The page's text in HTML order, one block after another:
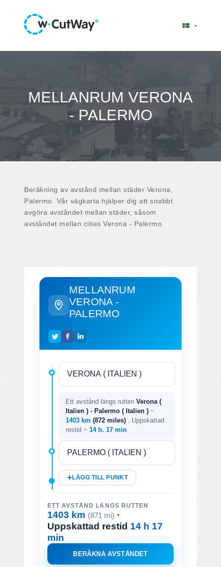
MELLANRUM VERONA
- PALERMO
Beräkning av avstånd mellan städer Verona,
Palermo. Vår vägkarta hjälper dig att snabbt
avgöra avståndet mellan städer, såsom
avståndet mellan cities Verona - Palermo.
MELLANRUM
VERONA -
PALERMO
Ett avstånd längs rutten Verona (
Italien ) - Palermo ( Italien ) ~
1403 km (872 miles)
. Uppskattad
restid ~ 14 h. 17 min
LÄGG TILL PUNKT
ETT AVSTÅND LÄNGS RUTTEN
1403 km (871 mi) ·
Uppskattad restid 14 h 17
min
BERÄKNA AVSTÅNDET